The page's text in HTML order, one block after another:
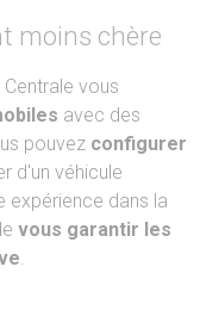
moins chère
Centrale vous
avec des
pouvez configurer
d'un véhicule
expérience dans la
vous garantir les
.